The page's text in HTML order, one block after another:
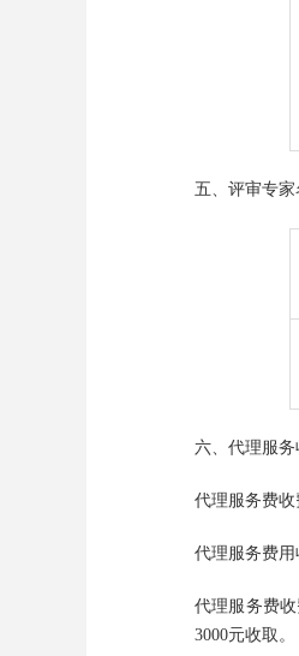
五、评审专家
六、代理服务
代理服务费
代理服务费
代理服务费
3000元收取。